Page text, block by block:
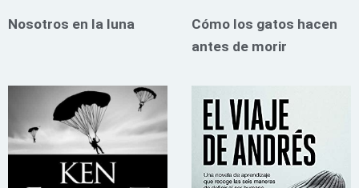
Nosotros en la luna
Cómo los gatos hacen
antes de morir